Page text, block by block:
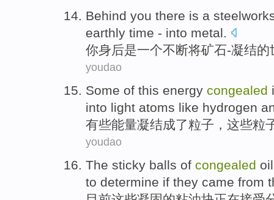
Behind you there is a
earthly time - into metal.
你身后是一个不断将矿石-凝结的
youdao
Some of this energy congealed
into light atoms like hydrogen
有些能量凝结成了粒子 ， 这些粒
youdao
The sticky balls of congealed oil
to determine if they came from